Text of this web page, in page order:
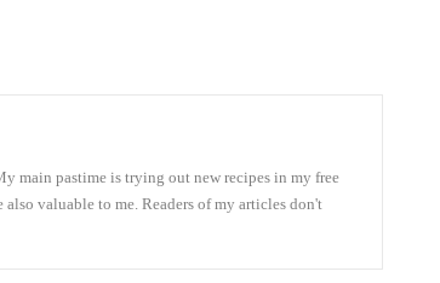
main pastime is trying out new recipes in my free
valuable to me. Readers of my articles don't